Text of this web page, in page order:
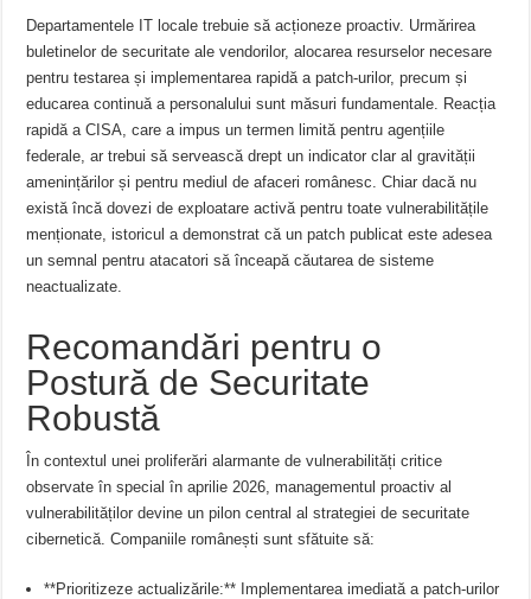
Departamentele IT locale trebuie să acționeze proactiv. Urmărirea
buletinelor de securitate ale vendorilor, alocarea resurselor necesare
pentru testarea și implementarea rapidă a patch-urilor, precum și
educarea continuă a personalului sunt măsuri fundamentale. Reacția
rapidă a CISA, care a impus un termen limită pentru agențiile
federale, ar trebui să servească drept un indicator clar al gravității
amenințărilor și pentru mediul de afaceri românesc. Chiar dacă nu
există încă dovezi de exploatare activă pentru toate vulnerabilitățile
menționate, istoricul a demonstrat că un patch publicat este adesea
un semnal pentru atacatori să înceapă căutarea de sisteme
neactualizate.
Recomandări pentru o
Postură de Securitate
Robustă
În contextul unei proliferări alarmante de vulnerabilități critice
observate în special în aprilie 2026, managementul proactiv al
vulnerabilităților devine un pilon central al strategiei de securitate
cibernetică. Companiile românești sunt sfătuite să:
**Prioritizeze actualizările:** Implementarea imediată a patch-urilor